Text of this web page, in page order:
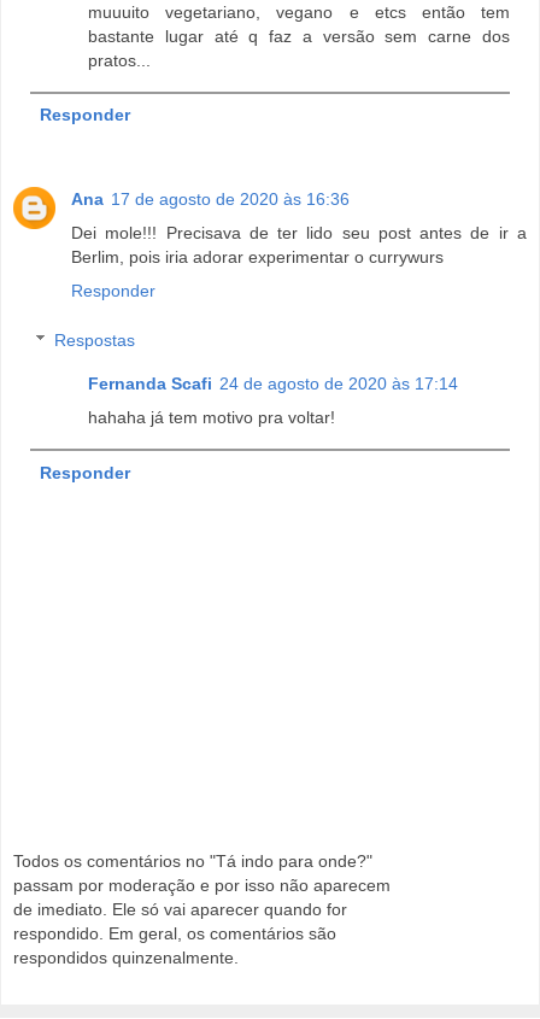
muuuito vegetariano, vegano e etcs então tem
bastante lugar até q faz a versão sem carne dos
pratos...
Responder
Ana 17 de agosto de 2020 às 16:36
Dei mole!!! Precisava de ter lido seu post antes de ir a
Berlim, pois iria adorar experimentar o currywurs
Responder
Respostas
Fernanda Scafi 24 de agosto de 2020 às 17:14
hahaha já tem motivo pra voltar!
Responder
Todos os comentários no "Tá indo para onde?"
passam por moderação e por isso não aparecem
de imediato. Ele só vai aparecer quando for
respondido. Em geral, os comentários são
respondidos quinzenalmente.